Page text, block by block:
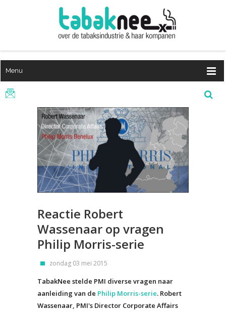
Menu
Reactie Robert
Wassenaar op vragen
Philip Morris-serie
zondag 03 mei 2015
TabakNee stelde PMI diverse vragen naar
aanleiding van de Philip Morris-serie. Robert
Wassenaar, PMI's Director Corporate Affairs